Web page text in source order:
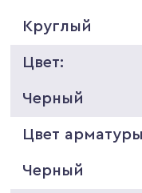
Круглый
Цвет:
Черный
Цвет
Черный